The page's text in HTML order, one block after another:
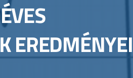
EREDMÉNYEI